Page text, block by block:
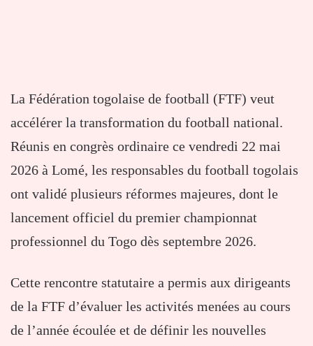
La Fédération togolaise de football (FTF) veut
accélérer la transformation du football national.
Réunis en congrès ordinaire ce vendredi 22 mai
2026 à Lomé, les responsables du football togolais
ont validé plusieurs réformes majeures, dont le
lancement officiel du premier championnat
professionnel du Togo dès septembre 2026.
Cette rencontre statutaire a permis aux dirigeants
de la FTF d’évaluer les activités menées au cours
de l’année écoulée et de définir les nouvelles